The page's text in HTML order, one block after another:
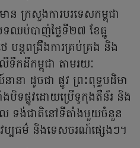
ន ក្រសួងការបរទេសកម្ពុជា
ឈប់បាញ់ថ្ងៃទី២៧ ខែធ្នូ
បន្តពង្រឹងការគ្រប់គ្រង និង
កដីកម្ពុជា តាមរយៈ
ា ដូចជា ផ្លូវ ព្រះពុទ្ធបដិមា
បិទផ្លូវដោយប្រើទូកុងតឺន័រ និង
ល ទង់ជាតិនៅទីតាំងមួយចំនួន
វប្បធម៌ និងទេសចរណ៍ផ្សេងៗ។